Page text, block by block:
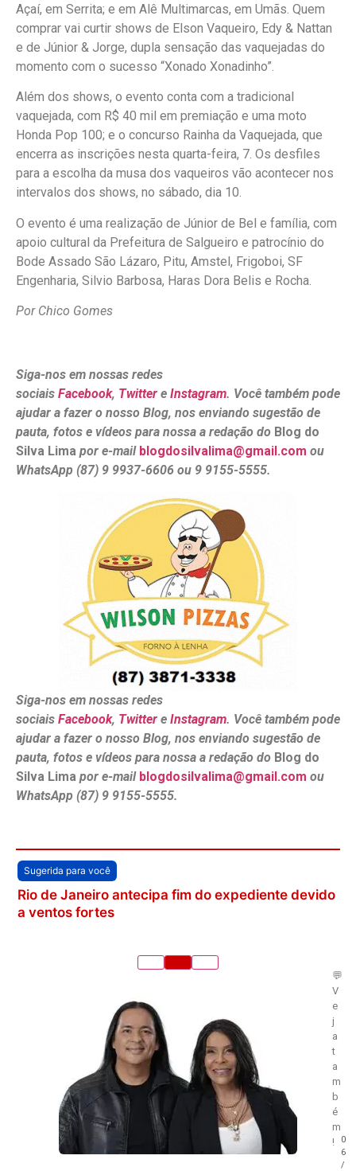
Açaí, em Serrita; e em Alê Multimarcas, em Umãs. Quem
comprar vai curtir shows de Elson Vaqueiro, Edy & Nattan
e de Júnior & Jorge, dupla sensação das vaquejadas do
momento com o sucesso “Xonado Xonadinho”.
Além dos shows, o evento conta com a tradicional
vaquejada, com R$ 40 mil em premiação e uma moto
Honda Pop 100; e o concurso Rainha da Vaquejada, que
encerra as inscrições nesta quarta-feira, 7. Os desfiles
para a escolha da musa dos vaqueiros vão acontecer nos
intervalos dos shows, no sábado, dia 10.
O evento é uma realização de Júnior de Bel e família, com
apoio cultural da Prefeitura de Salgueiro e patrocínio do
Bode Assado São Lázaro, Pitu, Amstel, Frigoboi, SF
Engenharia, Silvio Barbosa, Haras Dora Belis e Rocha.
Por Chico Gomes
Siga-nos em nossas redes
sociais Facebook, Twitter e Instagram. Você também pode
ajudar a fazer o nosso Blog, nos enviando sugestão de
pauta, fotos e vídeos para nossa a redação do Blog do
Silva Lima por e-mail blogdosilvalima@gmail.com ou
WhatsApp (87) 9 9937-6606 ou 9 9155-5555.
Siga-nos em nossas redes
sociais Facebook, Twitter e Instagram. Você também pode
ajudar a fazer o nosso Blog, nos enviando sugestão de
pauta, fotos e vídeos para nossa a redação do Blog do
Silva Lima por e-mail blogdosilvalima@gmail.com ou
WhatsApp (87) 9 9155-5555.
Sugerida para você
Rio de Janeiro antecipa fim do expediente devido
a ventos fortes
💬
V
e
j
a
t
a
m
b
é
m
!
0
6
/